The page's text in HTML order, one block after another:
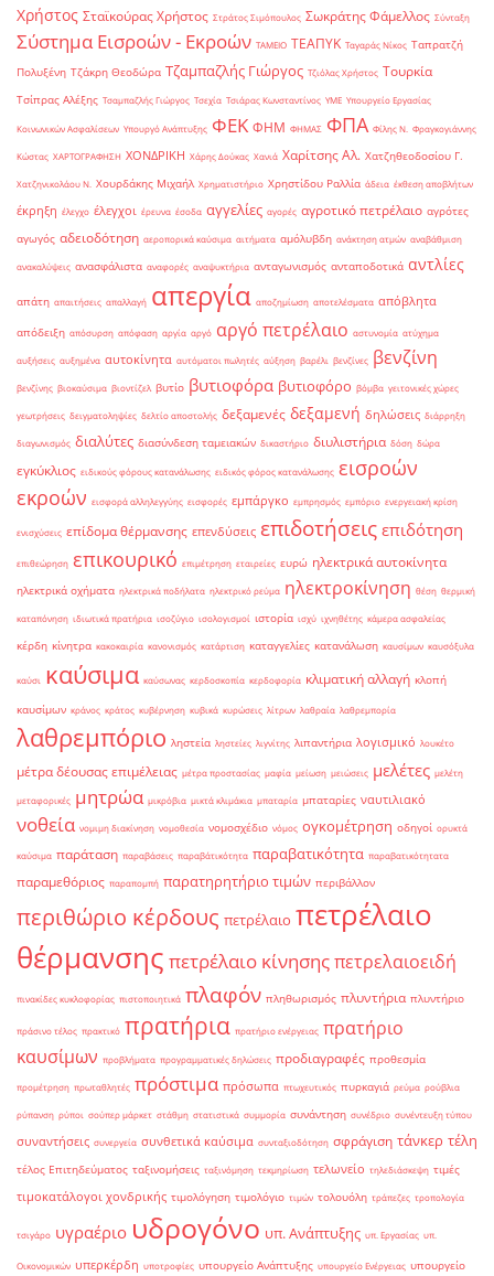
Χρήστος Σταϊκούρας Χρήστος Στράτος Σιμόπουλος Σωκράτης Φάμελλος Σύνταξη
Σύστημα Εισροών - Εκροών ΤΑΜΕΙΟ ΤΕΑΠΥΚ Ταγαράς Νίκος Ταπρατζή
Πολυξένη Τζάκρη Θεοδώρα Τζαμπαζλής Γιώργος Τζιόλας Χρήστος Τουρκία
Τσίπρας Αλέξης Τσαμπαζλής Γιώργος Τσεχία Τσιάρας Κωνσταντίνος ΥΜΕ Υπουργείο Εργασίας
Κοινωνικών Ασφαλίσεων Υπουργό Ανάπτυξης ΦΕΚ ΦΗΜ ΦΗΜΑΣ ΦΠΑ Φίλης Ν. Φραγκογιάννης
Κώστας ΧΑΡΤΟΓΡΑΦΗΣΗ ΧΟΝΔΡΙΚΗ Χάρης Δούκας Χανιά Χαρίτσης Αλ. Χατζηθεοδοσίου Γ.
Χατζηνικολάου Ν. Χουρδάκης Μιχαήλ Χρηματιστήριο Χρηστίδου Ραλλία άδεια έκθεση αποβλήτων
έκρηξη έλεγχο έλεγχοι έρευνα έσοδα αγγελίες αγορές αγροτικό πετρέλαιο αγρότες
αγωγός αδειοδότηση αεροπορικά καύσιμα αιτήματα αμόλυβδη ανάκτηση ατμών αναβάθμιση
ανακαλύψεις ανασφάλιστα αναφορές αναψυκτήρια ανταγωνισμός ανταποδοτικά αντλίες
απάτη απαιτήσεις απαλλαγή απεργία αποζημίωση αποτελέσματα απόβλητα
απόδειξη απόσυρση απόφαση αργία αργό αργό πετρέλαιο αστυνομία ατύχημα
αυξήσεις αυξημένα αυτοκίνητα αυτόματοι πωλητές αύξηση βαρέλι βενζίνες βενζίνη
βενζίνης βιοκαύσιμα βιοντίζελ βυτίο βυτιοφόρα βυτιοφόρο βόμβα γειτονικές χώρες
γεωτρήσεις δειγματοληψίες δελτίο αποστολής δεξαμενές δεξαμενή δηλώσεις διάρρηξη
διαγωνισμός διαλύτες διασύνδεση ταμειακών δικαστήριο διυλιστήρια δόση δώρα
εγκύκλιος ειδικούς φόρους κατανάλωσης ειδικός φόρος κατανάλωσης εισροών
εκροών εισφορά αλληλεγγύης εισφορές εμπάργκο εμπρησμός εμπόριο ενεργειακή κρίση
ενισχύσεις επίδομα θέρμανσης επενδύσεις επιδοτήσεις επιδότηση
επιθεώρηση επικουρικό επιμέτρηση εταιρείες ευρώ ηλεκτρικά αυτοκίνητα
ηλεκτρικά οχήματα ηλεκτρικά ποδήλατα ηλεκτρικό ρεύμα ηλεκτροκίνηση θέση θερμική
καταπόνηση ιδιωτικά πρατήρια ισοζύγιο ισολογισμοί ιστορία ισχύ ιχνηθέτης κάμερα ασφαλείας
κέρδη κίνητρα κακοκαιρία κανονισμός κατάρτιση καταγγελίες κατανάλωση καυσίμων καυσόξυλα
καύσι καύσιμα καύσωνας κερδοσκοπία κερδοφορία κλιματική αλλαγή κλοπή
καυσίμων κράνος κράτος κυβέρνηση κυβικά κυρώσεις λίτρων λαθραία λαθρεμπορία
λαθρεμπόριο ληστεία ληστείες λιγνίτης λιπαντήρια λογισμικό λουκέτο
μέτρα δέουσας επιμέλειας μέτρα προστασίας μαφία μείωση μειώσεις μελέτες μελέτη
μεταφορικές μητρώα μικρόβια μικτά κλιμάκια μπαταρία μπαταρίες ναυτιλιακό
νοθεία νομιμη διακίνηση νομοθεσία νομοσχέδιο νόμος ογκομέτρηση οδηγοί ορυκτά
καύσιμα παράταση παραβάσεις παραβάτικότητα παραβατικότητα παραβατικότητατα
παραμεθόριος παραπομπή παρατηρητήριο τιμών περιβάλλον
περιθώριο κέρδους πετρέλαιο πετρέλαιο
θέρμανσης πετρέλαιο κίνησηςπετρελαιοειδή
πινακίδες κυκλοφορίας πιστοποιητικά πλαφόν πληθωρισμός πλυντήρια πλυντήριο
πράσινο τέλος πρακτικό πρατήρια πρατήριο ενέργειας πρατήριο
καυσίμων προβλήματα προγραμματικές δηλώσεις προδιαγραφές προθεσμία
προμέτρηση πρωταθλητές πρόστιμα πρόσωπα πτωχευτικός πυρκαγιά ρεύμα ρούβλια
ρύπανση ρύποι σούπερ μάρκετ στάθμη στατιστικά συμμορία συνάντηση συνέδριο συνέντευξη τύπου
συναντήσεις συνεργεία συνθετικά καύσιμα συνταξιοδότηση σφράγιση τάνκερ τέλη
τέλος Επιτηδεύματος ταξινομήσεις ταξινόμηση τεκμηρίωση τελωνείο τηλεδιάσκεψη τιμές
τιμοκατάλογοι χονδρικής τιμολόγηση τιμολόγιο τιμών τολουόλη τράπεζες τροπολογία
τσιγάρο υγραέριο υδρογόνο υπ. Ανάπτυξης υπ. Εργασίας υπ.
Οικονομικών υπερκέρδη υποτροφίες υπουργείο Ανάπτυξης υπουργείο Ενέργειας υπουργείο